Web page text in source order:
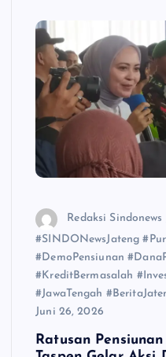
Redaksi Sindonews
#SINDONewsJateng
#DemoPensiunan
#KreditBermasalah
#JawaTengah
Juni 26, 2026
Ratusan